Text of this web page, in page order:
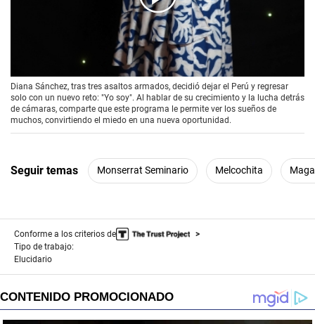
00:00/
Diana Sánchez, tras tres asaltos armados, decidió dejar el Perú y regresar
solo con un nuevo reto: "Yo soy". Al hablar de su crecimiento y la lucha detrás
de cámaras, comparte que este programa le permite ver los sueños de
muchos, convirtiendo el miedo en una nueva oportunidad.
Seguir temas Monserrat Seminario Melcochita
Conforme a los criterios de
Tipo de trabajo:
Elucidario